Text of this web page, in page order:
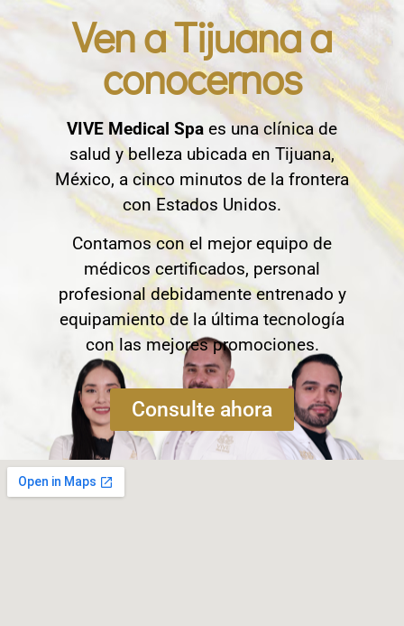
Ven a Tijuana a
conocernos
VIVE Medical Spa es una clínica de
salud y belleza ubicada en Tijuana,
México, a cinco minutos de la frontera
con Estados Unidos.
Contamos con el mejor equipo de
médicos certificados, personal
profesional debidamente entrenado y
equipamiento de la última tecnología
con las mejores promociones.
Consulte ahora